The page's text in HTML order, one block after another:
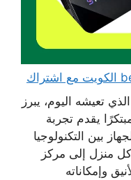
تعيشه اليوم، يبرز
يقدم تجربة
بين التكنولوجيا
منزل إلى مركز
وإمكاناته